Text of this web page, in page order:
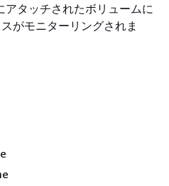
アタッチされたボリュームに
がモニターリングされま